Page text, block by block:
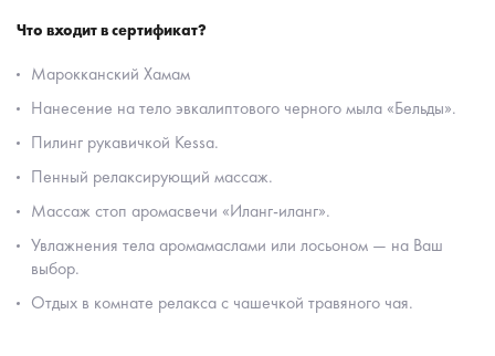
Что входит в сертификат?
Марокканский Хамам
Нанесение на тело эвкалиптового черного мыла «Бельды».
Пилинг рукавичкой Kessa.
Пенный релаксирующий массаж.
Массаж стоп аромасвечи «Иланг-иланг».
Увлажнения тела аромамаслами или лосьоном — на Ваш
выбор.
Отдых в комнате релакса с чашечкой травяного чая.